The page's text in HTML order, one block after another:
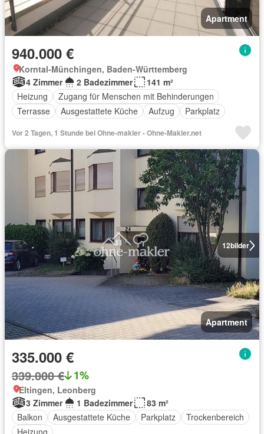
Apartment
940.000 €
Korntal-Münchingen, Baden-Württemberg
4 Zimmer
2 Badezimmer
141 m²
Heizung
Zugang für Menschen mit Behinderungen
Terrasse
Ausgestattete Küche Aufzug Parkplatz
Vor 2 Tagen, 1 Stunde bei Ohne-makler - Ohne-Makler.net
12bilder
Apartment
335.000 €
339.000 € 1%
Eltingen, Leonberg
3 Zimmer
1 Badezimmer
83 m²
Balkon
Ausgestattete Küche Parkplatz
Trockenbereich